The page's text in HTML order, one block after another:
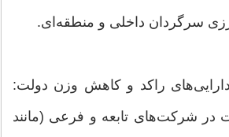
سرگردان داخلی و منطقه‌ای.
راکد و کاهش وزن دولت:
در شرکت‌های تابعه و فرعی (مانند